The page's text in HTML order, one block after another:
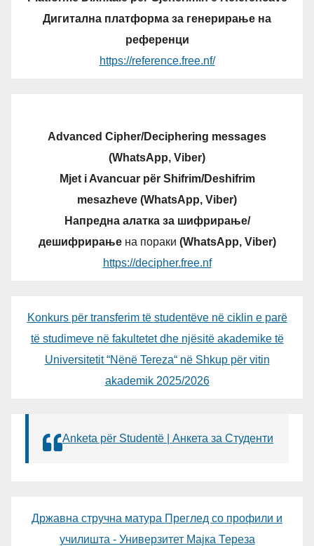
Дигитална платформа за генерирање на
референци
https://reference.free.nf/
Advanced Cipher/Deciphering messages
(WhatsApp, Viber)
Mjet i Avancuar për Shifrim/Deshifrim
mesazheve (WhatsApp, Viber)
Напредна алатка за шифрирање/
дешифрирањена пораки (WhatsApp, Viber)
https://decipher.free.nf
Konkurs për transferim të studentëve në ciklin e parë
të studimeve në fakultetet dhe njësitë akademike të
Universitetit “Nënë Tereza“ në Shkup për vitin
akademik 2025/2026
Anketa për Studentë | Анкета за Студенти
Државна стручна матура Преглед со профили и
училишта - Универзитет Мајка Тереза